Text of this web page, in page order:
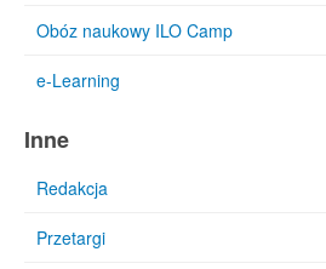
Obóz naukowy ILO Camp
e-Learning
Inne
Redakcja
Przetargi